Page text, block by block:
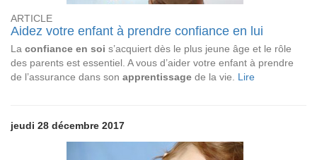
ARTICLE
Aidez votre enfant à prendre confiance en lui
La confiance en soi s’acquiert dès le plus jeune âge et le rôle
des parents est essentiel. A vous d’aider votre enfant à prendre
de l’assurance dans son apprentissage de la vie. Lire
jeudi 28 décembre 2017